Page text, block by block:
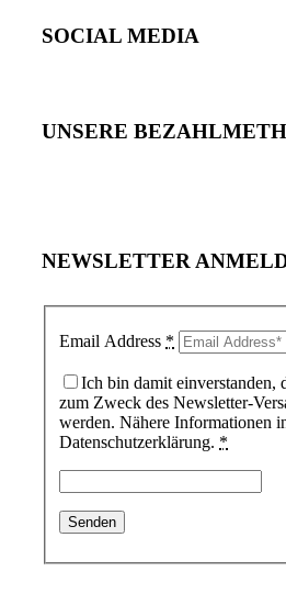
SOCIAL MEDIA
UNSERE
NEWSLETTER
Email Address *
Ich bin damit einverstanden,
zum Zweck des Newsletter-
werden. Nähere Informationen
Datenschutzerklärung. *